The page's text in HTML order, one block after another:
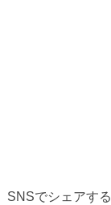
SNSでシェアする